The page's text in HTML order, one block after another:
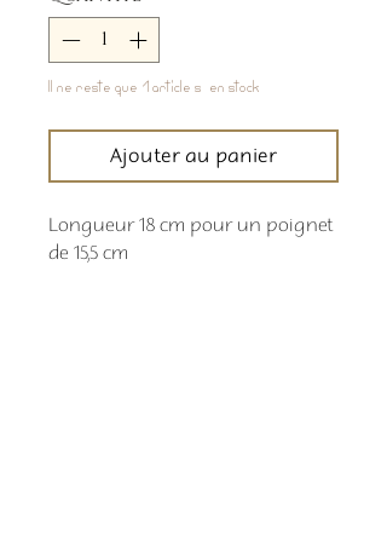
Il ne reste que 1 article(s) en stock
Ajouter au panier
Longueur 18 cm pour un poignet
de 15,5 cm